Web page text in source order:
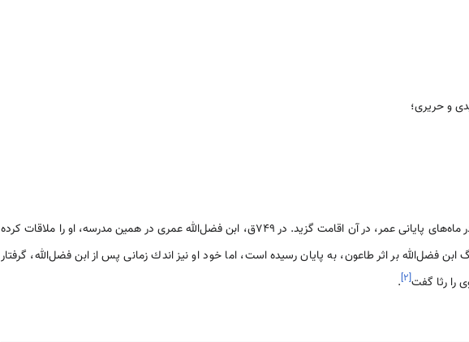
و حریری؛
ابن وردى، در معره مدرسه‌اى ساخت و گویا در ماه‌هاى پایانى عمر، در آن اقامت گزيد. در 749ق، ابن فضل‌الله عمرى در همین مدرسه، او را ملاقات كرده
فضل‌الله بر اثر طاعون، به پایان رسيده است، اما خود او نيز اندك زمانى پس از ابن فضل‌الله، گرفتار
را رثا گفت[۲]
.